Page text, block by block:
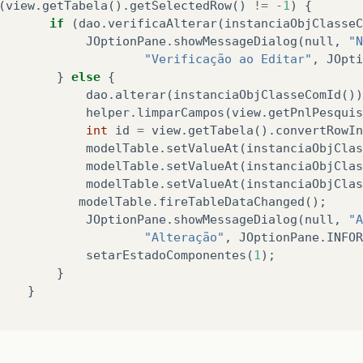
int getRowCount() {
return lista. size();
getColumnCount() {
getColumnName(int columIndex) {
columIndex == this.COLUMN_CODIGO) {
"Codigo";
columIndex == this.COLUMN_DESCRICAO
return
(view. getTabela (). getSelectedRow() != -1 )
{
if
(dao . verificaAlterar(
JOptionPane. showMessageDialog (null ,
"Verificação ao Editar" ,
} else
{
dao . alterar(instanciaObjClasseComId
helper. limparCampos (view.
int
id = view. getTabela ().
modelTable. setValueAt (
modelTable. setValueAt (
modelTable. setValueAt (
modelTable. fireTableDataChanged ();
JOptionPane. showMessageDialog (null ,
"Alteração" , JOptionPane.
setarEstadoComponentes (1 );
}
}